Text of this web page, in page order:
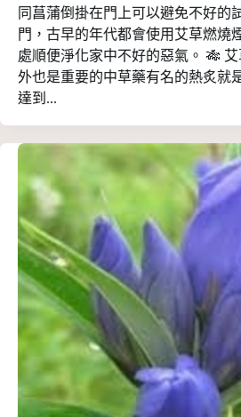
同菖蒲倒掛在門上可以避免不好的
門，古早的年代都會使用艾草燃燒
處順便淨化家中不好的惡氣。 🎋
外也是重要的中草藥有名的熱炙就
達到...